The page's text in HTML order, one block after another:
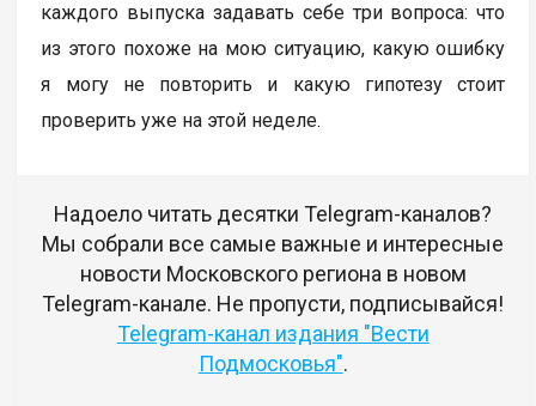
каждого выпуска задавать себе три вопроса: что
из этого похоже на мою ситуацию, какую ошибку
я могу не повторить и какую гипотезу стоит
проверить уже на этой неделе.
Надоело читать десятки Telegram-каналов?
Мы собрали все самые важные и интересные
новости Московского региона в новом
Telegram-канале. Не пропусти, подписывайся!
Telegram-канал издания "Вести
Подмосковья".